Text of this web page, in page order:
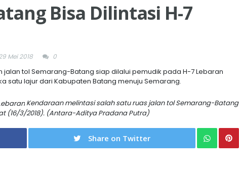
Bisa Dilintasi H-7
Mei 2018 0
jalan tol Semarang-Batang siap dilalui pemudik pada H-7 Lebaran
satu lajur dari Kabupaten Batang menuju Semarang.
Kendaraan melintasi salah satu ruas jalan tol Semarang-Batang
(16/3/2018). (Antara-Aditya Pradana Putra)
Share on Twitter